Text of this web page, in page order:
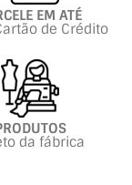
EM ATÉ
de Crédito
da fábrica